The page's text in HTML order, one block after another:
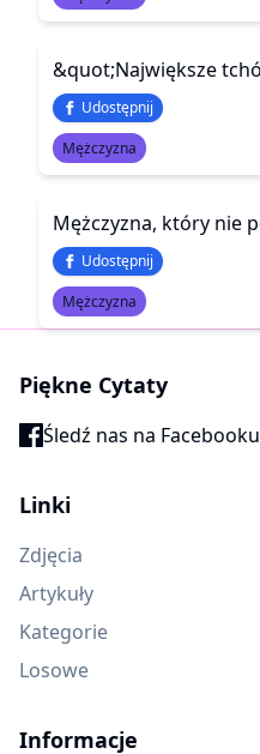
Udostępnij
Mężczyzna
Udostępnij
Mężczyzna
Piękne Cytaty
Śledź nas na Facebooku
Linki
Zdjęcia
Artykuły
Kategorie
Losowe
Informacje